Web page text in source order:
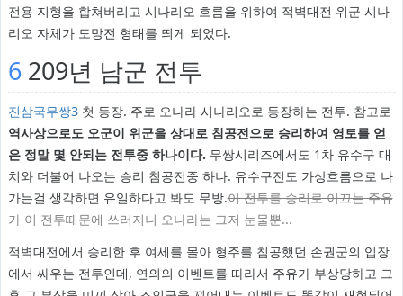
전용 지형을 합쳐버리고 시나리오 흐름을 위하여 적벽대전 위군 시나
리오 자체가 도망전 형태를 띄게 되었다.
6209년 남군 전투
진삼국무쌍3첫 등장. 주로 오나라 시나리오로 등장하는 전투. 참고로
역사상으로도 오군이 위군을 상대로 침공전으로 승리하여 영토를 얻
은 정말 몇 안되는 전투중 하나이다.무쌍시리즈에서도 1차 유수구 대
치와 더불어 나오는 승리 침공전중 하나. 유수구전도 가상흐름으로 나
가는걸 생각하면 유일하다고 봐도 무방.이 전투를 승리로 이끄는 주유
가 이 전투때문에 쓰러지니 오나라는 그저 눈물뿐...
적벽대전에서 승리한 후 여세를 몰아 형주를 침공했던 손권군의 입장
에서 싸우는 전투인데, 연의의 이벤트를 따라서 주유가 부상당하고 그